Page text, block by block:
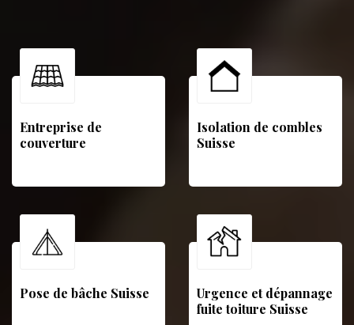
Entreprise de
couverture
Isolation de combles
Suisse
Pose de bâche Suisse
Urgence et dépannage
fuite toiture Suisse